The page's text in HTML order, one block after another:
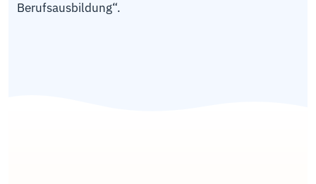
Berufsausbildung“.